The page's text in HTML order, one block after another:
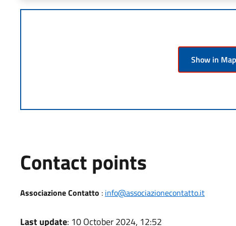
Show in Map
Contact points
Associazione Contatto : info@associazionecontatto.it
Last update: 10 October 2024, 12:52